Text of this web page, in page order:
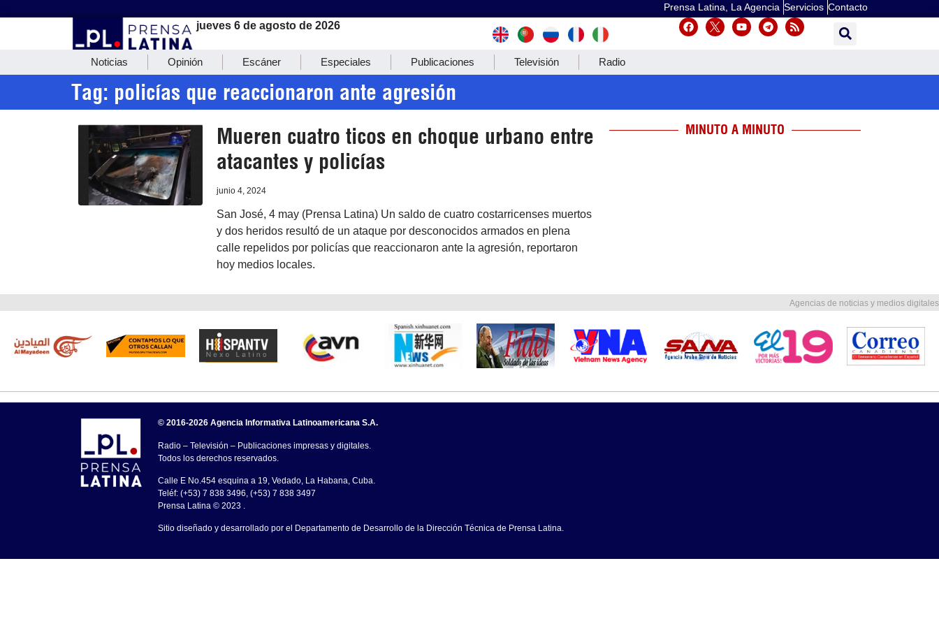
Prensa Latina, La Agencia Servicios Contacto
jueves 6 de agosto de 2026
Noticias Opinión Escáner Especiales Publicaciones Televisión Radio
Tag: policías que reaccionaron ante agresión
Mueren cuatro ticos en choque urbano entre
atacantes y policías
junio 4, 2024
San José, 4 may (Prensa Latina) Un saldo de cuatro costarricenses muertos
y dos heridos resultó de un ataque por desconocidos armados en plena
calle repelidos por policías que reaccionaron ante la agresión, reportaron
hoy medios locales.
MINUTO A MINUTO
Agencias de noticias y medios digitales
© 2016-2026 Agencia Informativa Latinoamericana S.A.
Radio – Televisión – Publicaciones impresas y digitales.
Todos los derechos reservados.
Calle E No.454 esquina a 19, Vedado, La Habana, Cuba.
Teléf: (+53) 7 838 3496, (+53) 7 838 3497
Prensa Latina © 2023 .
Sitio diseñado y desarrollado por el Departamento de Desarrollo de la Dirección Técnica de Prensa Latina.